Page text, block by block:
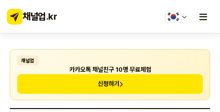
채널업.kr
채널업
카카오톡 채널친구 10명 무료체험
신청하기